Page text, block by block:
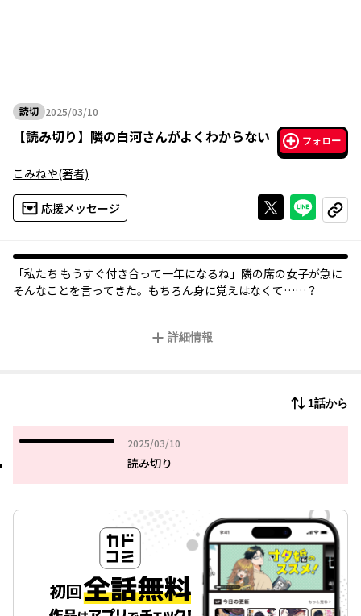
読切 2025/03/10
2025年03月10日
【読み切り】 隣の白河さんがよくわからない フォロー
こみねや(著者)
応援メッセージ Xで投稿する
ライン
コピー
「私たち もうすぐ付き合って一年になるね」隣の席の女子が急に
そんなことを言ってきた。もちろん身に覚えはなくて……？
詳細情報
1話から
2025/03/10
2025年03月10日
読み切り